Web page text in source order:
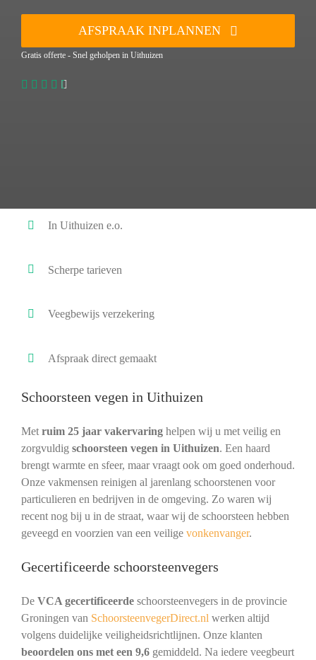
AFSPRAAK INPLANNEN
Gratis offerte - Snel geholpen in Uithuizen
In Uithuizen e.o.
Scherpe tarieven
Veegbewijs verzekering
Afspraak direct gemaakt
Schoorsteen vegen in Uithuizen
Met ruim 25 jaar vakervaringhelpen wij u met veilig en
zorgvuldig schoorsteen vegen in Uithuizen. Een haard
brengt warmte en sfeer, maar vraagt ook om goed onderhoud.
Onze vakmensen reinigen al jarenlang schoorstenen voor
particulieren en bedrijven in de omgeving. Zo waren wij
recent nog bij u in de straat, waar wij de schoorsteen hebben
geveegd en voorzien van een veilige vonkenvanger.
Gecertificeerde schoorsteenvegers
De VCA gecertificeerdeschoorsteenvegers in de provincie
Groningen van SchoorsteenvegerDirect.nl werken altijd
volgens duidelijke veiligheidsrichtlijnen. Onze klanten
beoordelen ons met een 9,6gemiddeld. Na iedere veegbeurt